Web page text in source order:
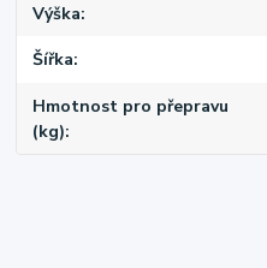
Výška
Šířka
Hmotnost pro přepravu
(kg)